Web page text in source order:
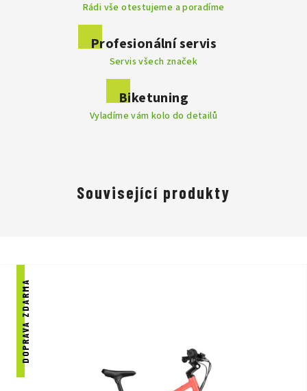
Snadné nastavení velikosti
Velké větrací otvory
Zažívat dobrodružství.
Rádi vše otestujeme a poradíme
Profesionální servis
Servis všech značek
Biketuning
Vyladíme vám kolo do detailů
Související produkty
DOPRAVA ZDARMA